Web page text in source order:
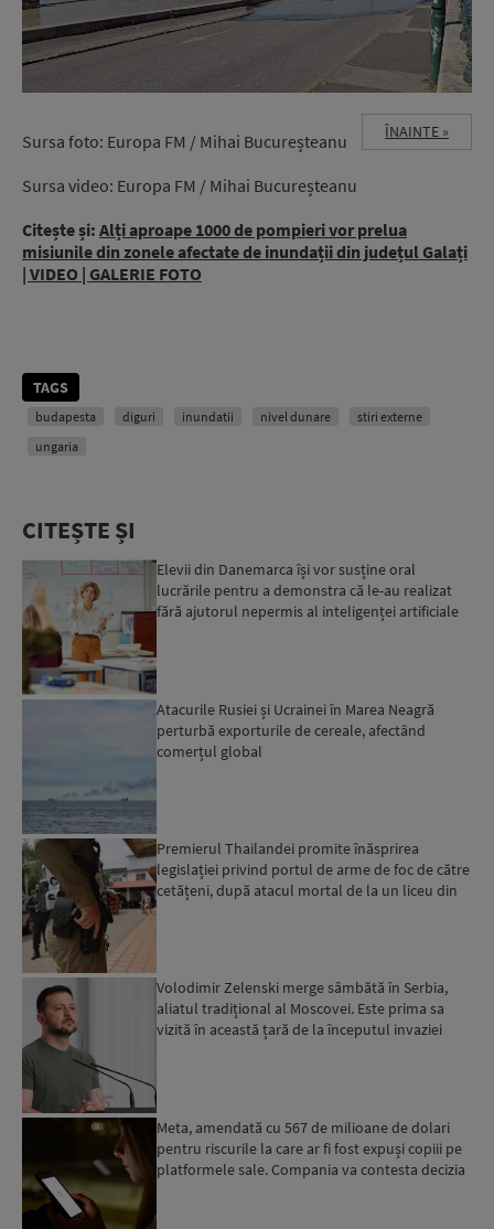
ÎNAINTE »
Sursa foto: Europa FM / Mihai Bucureșteanu
Sursa video: Europa FM / Mihai Bucureșteanu
Citește și: Alți aproape 1000 de pompieri vor prelua
misiunile din zonele afectate de inundații din județul Galați
| VIDEO | GALERIE FOTO
TAGS
budapesta diguri inundatii nivel dunare
stiri externe
ungaria
CITEȘTE ȘI
Elevii din Danemarca își vor susține oral
lucrările pentru a demonstra că le-au realizat
fără ajutorul nepermis al inteligenței artificiale
Atacurile Rusiei și Ucrainei în Marea Neagră
perturbă exporturile de cereale, afectând
comerțul global
Premierul Thailandei promite înăsprirea
legislației privind portul de arme de foc de către
cetățeni, după atacul mortal de la un liceu din
Volodimir Zelenski merge sâmbătă în Serbia,
aliatul tradițional al Moscovei. Este prima sa
vizită în această țară de la începutul invaziei
Meta, amendată cu 567 de milioane de dolari
pentru riscurile la care ar fi fost expuși copiii pe
platformele sale. Compania va contesta decizia